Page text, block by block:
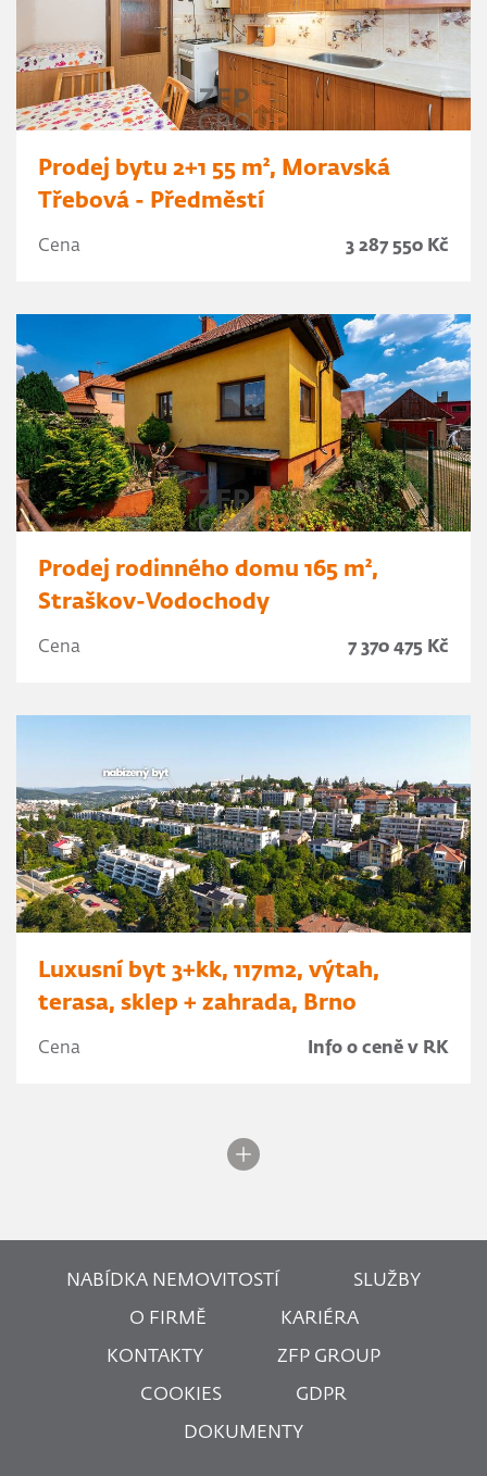
Prodej bytu 2+1 55 m², Moravská
Třebová - Předměstí
Cena 3 287 550 Kč
Prodej rodinného domu 165 m²,
Straškov-Vodochody
Cena 7 370 475 Kč
Luxusní byt 3+kk, 117m2, výtah,
terasa, sklep + zahrada, Brno
Cena Info o ceně v RK
NABÍDKA NEMOVITOSTÍ SLUŽBY
O FIRMĚ KARIÉRA
KONTAKTY ZFP GROUP
COOKIES GDPR
DOKUMENTY